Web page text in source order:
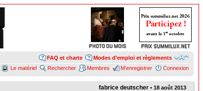
Modes d’emploi et règlements
FAQ et charte
Connexion
M’enregistrer
Membres
Rechercher
Le matériel
fabrice deutscher • 18 août 2013